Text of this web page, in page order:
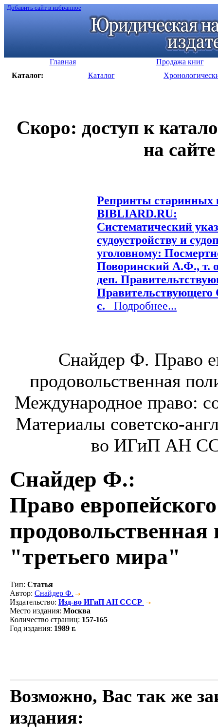
Добавить сайт в избранное
Главная
Продажа книг
Каталог:
Каталог
Скоро: доступ к
на
Репринты старинных
BIBLIARD.RU:
Систематический
судоустройству и
уголовному:
Поворинский А.Ф., т.
деп.
Правительствующего
с. Подробнее...
Снайдер Ф. Право
продовольственная
Международное право:
Материалы советско-
во ИГиП АН
Снайдер Ф.:
Право
"третьего мира"
Тип: Статья
Автор: Снайдер Ф.
Издательство: Изд-во ИГиП АН СССР
Место издания: Москва
Количество страниц: 157-165
Год издания: 1989 г.
Возможно, Вас так же
издания: